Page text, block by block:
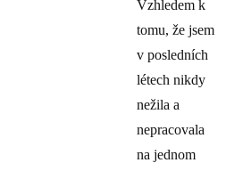
Vzhledem k
tomu, že jsem
v posledních
létech nikdy
nežila a
nepracovala
na jednom